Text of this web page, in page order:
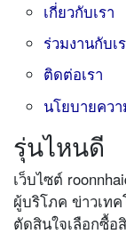
เกี่ยวกับเรา
ร่วมงานกับเ
ติดต่อเรา
นโยบายคว
รุ่นไหนดี
เว็บไซต์
ผู้บริโภค ข่าวเท
ตัดสินใจเลือกซื้